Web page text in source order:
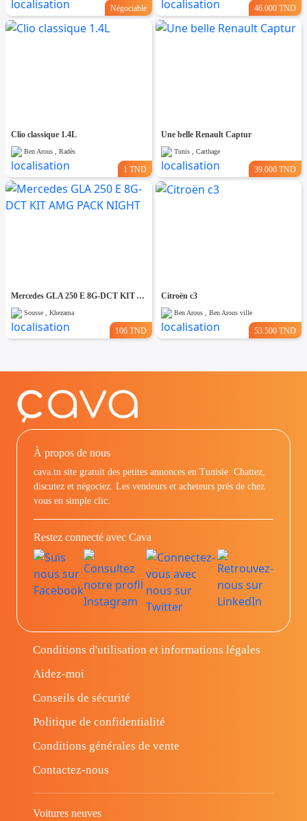
Négociable 46.000 TND
Clio classique 1.4L
Ben Arous , Radès
1 TND
Une belle Renault Captur
Tunis , Carthage
39.000 TND
Mercedes GLA 250 E 8G-DCT KIT AMG PACK NIGHT
Sousse , Khezama
106 TND
Citroën c3
Ben Arous , Ben Arous ville
53.500 TND
À propos de nous
cava.tn site gratuit des petites annonces en Tunisie: Chattez,
discutez et négociez. Les vendeurs et acheteurs prés de chez
vous en simple clic.
Restez connecté avec Cava
Conditions d'utilisation et informations légales
Aidez-moi
Conseils de sécurité
Politique de confidentialité
Conditions générales de vente
Contactez-nous
Voitures neuves